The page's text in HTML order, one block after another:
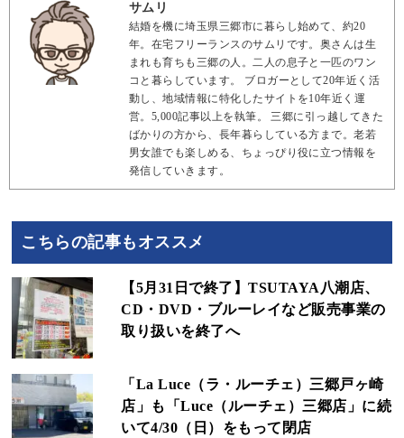
サムリ
結婚を機に埼玉県三郷市に暮らし始めて、約20
年。在宅フリーランスのサムリです。奥さんは生
まれも育ちも三郷の人。二人の息子と一匹のワン
コと暮らしています。 ブロガーとして20年近く活
動し、地域情報に特化したサイトを10年近く運
営。5,000記事以上を執筆。 三郷に引っ越してきた
ばかりの方から、長年暮らしている方まで。老若
男女誰でも楽しめる、ちょっぴり役に立つ情報を
発信していきます。
こちらの記事もオススメ
【5月31日で終了】TSUTAYA八潮店、
CD・DVD・ブルーレイなど販売事業の
取り扱いを終了へ
「La Luce（ラ・ルーチェ）三郷戸ヶ崎
店」も「Luce（ルーチェ）三郷店」に続
いて4/30（日）をもって閉店